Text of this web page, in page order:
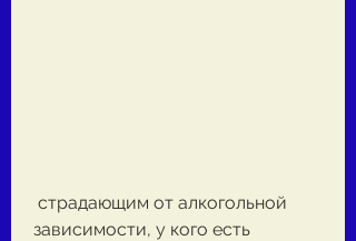
зависимости, у кого есть